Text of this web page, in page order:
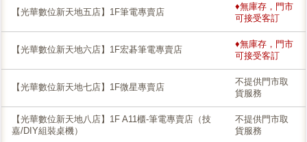
【光華數位新天地五店】1F筆電專賣店
♦無庫存，門市
可接受客訂
【光華數位新天地六店】1F宏碁筆電專賣店
♦無庫存，門市
可接受客訂
【光華數位新天地七店】1F微星專賣店
不提供門市取
貨服務
【光華數位新天地八店】1F A11櫃-筆電專賣店（技
嘉/DIY組裝桌機）
不提供門市取
貨服務